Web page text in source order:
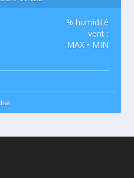
% humidité
vent :
MAX • MIN